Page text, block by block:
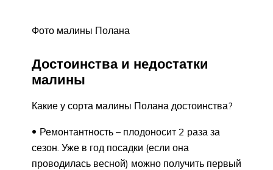
Фото малины Полана
Достоинства и недостатки
малины
Какие у сорта малины Полана достоинства?
Ремонтантность – плодоносит 2 раза за
сезон. Уже в год посадки (если она
проводилась весной) можно получить первый